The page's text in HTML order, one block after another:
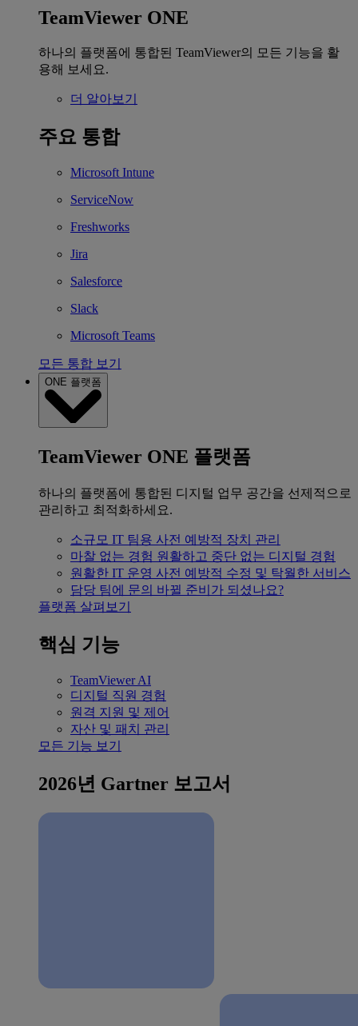
TeamViewer ONE
하나의 플랫폼에 통합된 TeamViewer의 모든 기능을 활
용해 보세요.
더 알아보기
주요 통합
Microsoft Intune
ServiceNow
Freshworks
Jira
Salesforce
Slack
Microsoft Teams
모든 통합 보기
ONE 플랫폼
TeamViewer ONE 플랫폼
하나의 플랫폼에 통합된 디지털 업무 공간을 선제적으로
관리하고 최적화하세요.
소규모 IT 팀용 사전 예방적 장치 관리
마찰 없는 경험 원활하고 중단 없는 디지털 경험
원활한 IT 운영 사전 예방적 수정 및 탁월한 서비스
담당 팀에 문의 바뀔 준비가 되셨나요?
플랫폼 살펴보기
핵심 기능
TeamViewer AI
디지털 직원 경험
원격 지원 및 제어
자산 및 패치 관리
모든 기능 보기
2026년 Gartner 보고서